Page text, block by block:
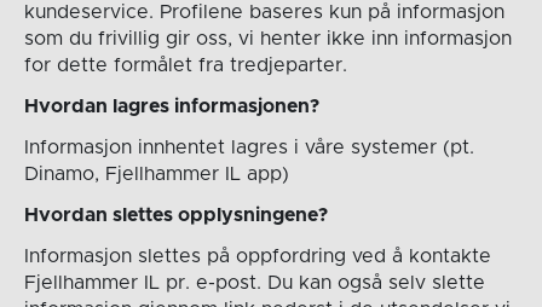
kundeservice. Profilene baseres kun på informasjon
som du frivillig gir oss, vi henter ikke inn informasjon
for dette formålet fra tredjeparter.
Hvordan lagres informasjonen?
Informasjon innhentet lagres i våre systemer (pt.
Dinamo, Fjellhammer IL app)
Hvordan slettes opplysningene?
Informasjon slettes på oppfordring ved å kontakte
Fjellhammer IL pr. e-post. Du kan også selv slette